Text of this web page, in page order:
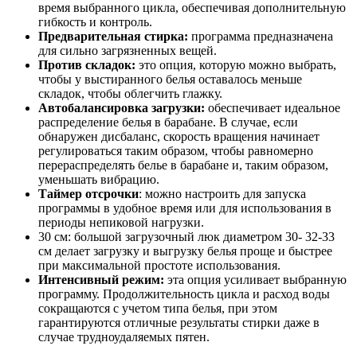
время выбранного цикла, обеспечивая дополнительную
гибкость и контроль.
Предварительная стирка: программа предназначена
для сильно загрязненных вещей.
Против складок: это опция, которую можно выбрать,
чтобы у выстиранного белья оставалось меньше
складок, чтобы облегчить глажку.
Автобалансировка загрузки: обеспечивает идеальное
распределение белья в барабане. В случае, если
обнаружен дисбаланс, скорость вращения начинает
регулироваться таким образом, чтобы равномерно
перераспределять белье в барабане и, таким образом,
уменьшать вибрацию.
Таймер отсрочки: можно настроить для запуска
программы в удобное время или для использования в
периоды непиковой нагрузки.
30 см: большой загрузочный люк диаметром 30- 32-33
см делает загрузку и выгрузку белья проще и быстрее
при максимальной простоте использования.
Интенсивный режим: эта опция усиливает выбранную
программу. Продолжительность цикла и расход воды
сокращаются с учетом типа белья, при этом
гарантируются отличные результаты стирки даже в
случае трудноудаляемых пятен.